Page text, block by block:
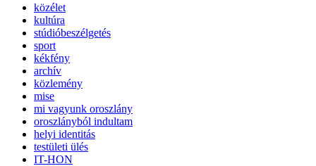
közélet
kultúra
stúdióbeszélgetés
sport
kékfény
archív
közlemény
mise
mi vagyunk oroszlány
oroszlányból indultam
helyi identitás
testületi ülés
IT-HON